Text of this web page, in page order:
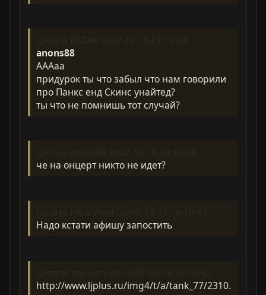
anons88
АААаа
придурок ты что забыл что нам говорили
про Панкс енд Скинс унайтед?
ты что не помнишь тот случай?
че на онцерт никто не идет?
Надо кстати афишу запостить
http://www.ljplus.ru/img4/t/a/tank_77/2310.